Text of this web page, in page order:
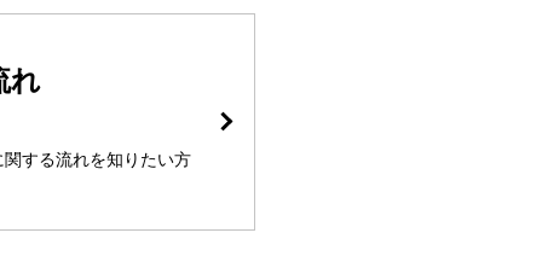
れ
する流れを知りたい方